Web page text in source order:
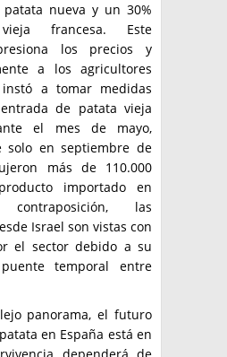
nueva y un 30%
francesa. Este
los precios y
a los agricultores
instó a tomar medidas
de patata vieja
el mes de mayo,
solo en septiembre de
más de 110.000
importado en
las
Israel son vistas con
el sector debido a su
temporal entre
panorama, el futuro
en España está en